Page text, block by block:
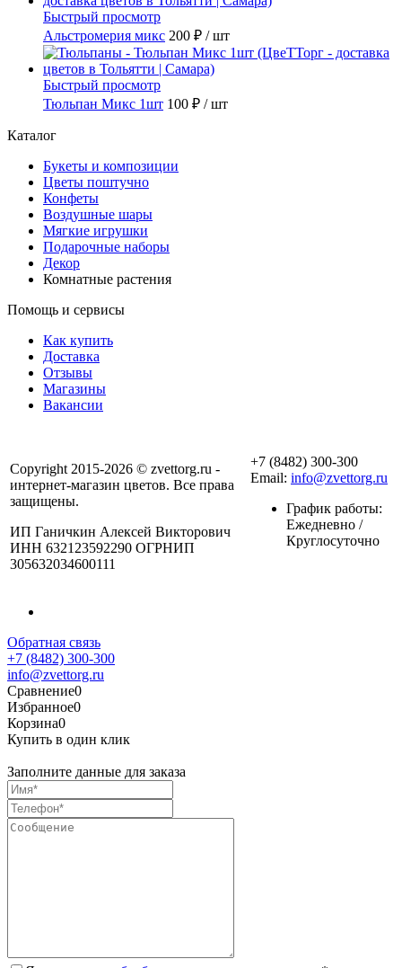
Быстрый просмотр
Альстромерия микс 200 ₽ / шт
Быстрый просмотр
Тюльпан Микс 1шт 100 ₽ / шт
Каталог
Букеты и композиции
Цветы поштучно
Конфеты
Воздушные шары
Мягкие игрушки
Подарочные наборы
Декор
Комнатные растения
Помощь и сервисы
Как купить
Доставка
Отзывы
Магазины
Вакансии
Copyright 2015-2026 © zvettorg.ru -
интернет-магазин цветов. Все права
защищены.
ИП Ганичкин Алексей Викторович
ИНН 632123592290 ОГРНИП
305632034600111
+7 (8482) 300-300
Email: info@zvettorg.ru
График работы:
Ежедневно /
Круглосуточно
Обратная связь
+7 (8482) 300-300
info@zvettorg.ru
Сравнение0
Избранное0
Корзина0
Купить в один клик
Заполните данные для заказа